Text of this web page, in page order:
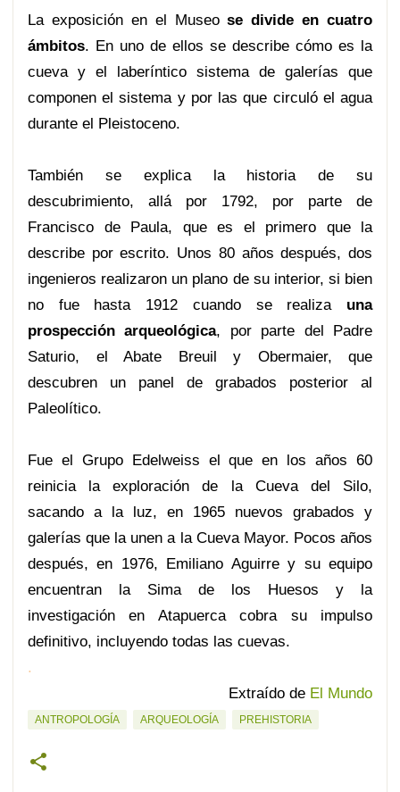
La exposición en el Museose divide en cuatro
ámbitos. En uno de ellos se describe cómo es la
cueva y el laberíntico sistema de galerías que
componen el sistema y por las que circuló el agua
durante el Pleistoceno.
También se explica la historia de su
descubrimiento, allá por 1792, por parte de
Francisco de Paula, que es el primero que la
describe por escrito. Unos 80 años después, dos
ingenieros realizaron un plano de su interior, si bien
no fue hasta 1912 cuando se realizauna
prospección arqueológica, por parte del Padre
Saturio, el Abate Breuil y Obermaier, que
descubren un panel de grabados posterior al
Paleolítico.
Fue el Grupo Edelweiss el que en los años 60
reinicia la exploración de la Cueva del Silo,
sacando a la luz, en 1965 nuevos grabados y
galerías que la unen a la Cueva Mayor. Pocos años
después, en 1976, Emiliano Aguirre y su equipo
encuentran la Sima de los Huesos y la
investigación en Atapuerca cobra su impulso
definitivo, incluyendo todas las cuevas.
.
Extraído de El Mundo
ANTROPOLOGÍA ARQUEOLOGÍA PREHISTORIA